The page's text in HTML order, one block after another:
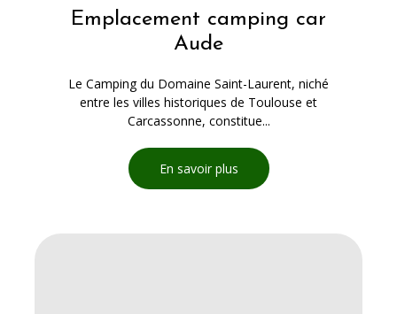
Emplacement camping car
Aude
Le Camping du Domaine Saint-Laurent, niché
entre les villes historiques de Toulouse et
Carcassonne, constitue...
En savoir plus